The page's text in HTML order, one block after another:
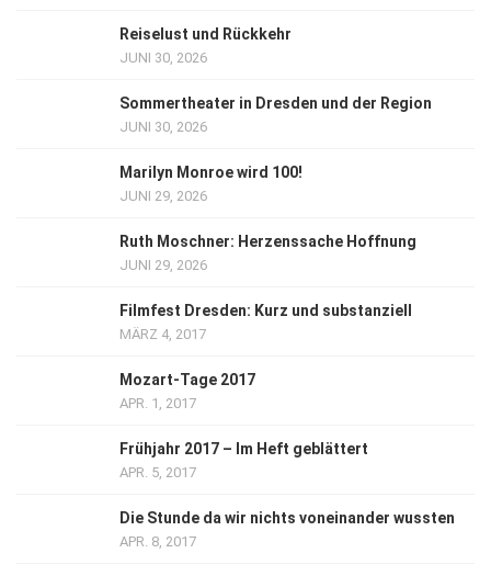
Reiselust und Rückkehr
JUNI 30, 2026
Sommertheater in Dresden und der Region
JUNI 30, 2026
Marilyn Monroe wird 100!
JUNI 29, 2026
Ruth Moschner: Herzenssache Hoffnung
JUNI 29, 2026
Filmfest Dresden: Kurz und substanziell
MÄRZ 4, 2017
Mozart-Tage 2017
APR. 1, 2017
Frühjahr 2017 – Im Heft geblättert
APR. 5, 2017
Die Stunde da wir nichts voneinander wussten
APR. 8, 2017